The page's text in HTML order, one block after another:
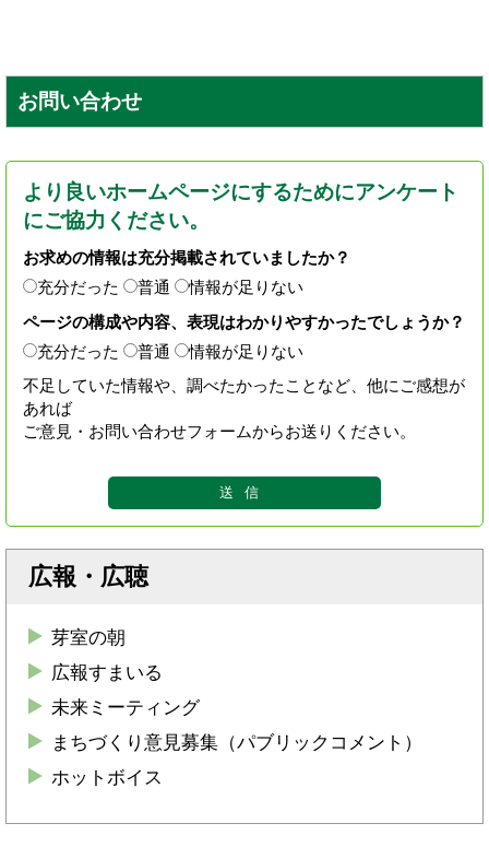
お問い合わせ
より良いホームページにするためにアンケート
にご協力ください。
お求めの情報は充分掲載されていましたか？
充分だった
普通
情報が足りない
ページの構成や内容、表現はわかりやすかったでしょうか？
充分だった
普通
情報が足りない
不足していた情報や、調べたかったことなど、他にご感想が
あれば
ご意見・お問い合わせフォームからお送りください。
広報・広聴
芽室の朝
広報すまいる
未来ミーティング
まちづくり意見募集（パブリックコメント）
ホットボイス